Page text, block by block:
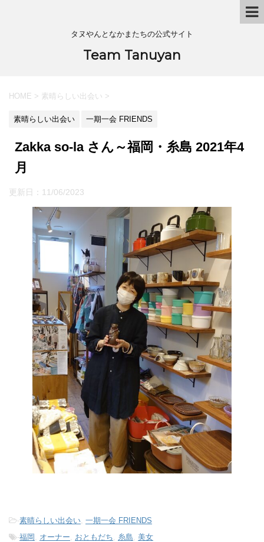
タヌやんとなかまたちの公式サイト
Team Tanuyan
HOME > 素晴らしい出会い >
素晴らしい出会い 一期一会 FRIENDS
Zakka so-la さん～福岡・糸島 2021年4
月
更新日： 11/06/2023
-素晴らしい出会い 一期一会 FRIENDS
-福岡 オーナー おともだち 糸島 美女